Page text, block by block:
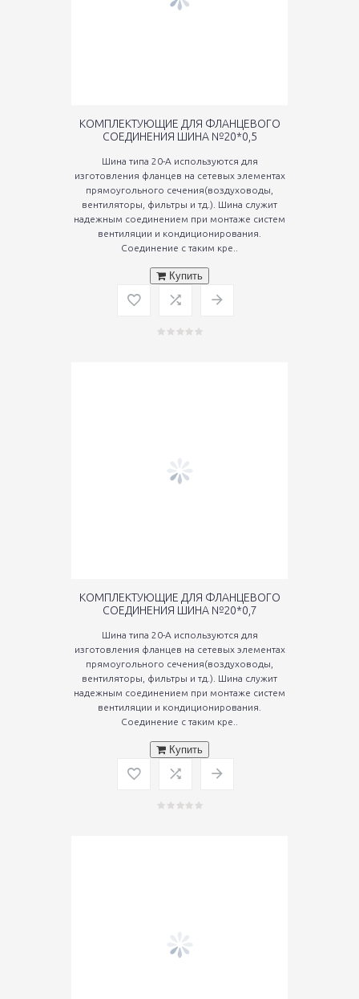
КОМПЛЕКТУЮЩИЕ ДЛЯ ФЛАНЦЕВОГО
СОЕДИНЕНИЯ ШИНА №20*0,5
Шина типа 20-А используются для
изготовления фланцев на сетевых элементах
прямоугольного сечения(воздуховоды,
вентиляторы, фильтры и тд.). Шина служит
надежным соединением при монтаже систем
вентиляции и кондиционирования.
Соединение с таким кре..
Купить
КОМПЛЕКТУЮЩИЕ ДЛЯ ФЛАНЦЕВОГО
СОЕДИНЕНИЯ ШИНА №20*0,7
Шина типа 20-А используются для
изготовления фланцев на сетевых элементах
прямоугольного сечения(воздуховоды,
вентиляторы, фильтры и тд.). Шина служит
надежным соединением при монтаже систем
вентиляции и кондиционирования.
Соединение с таким кре..
Купить